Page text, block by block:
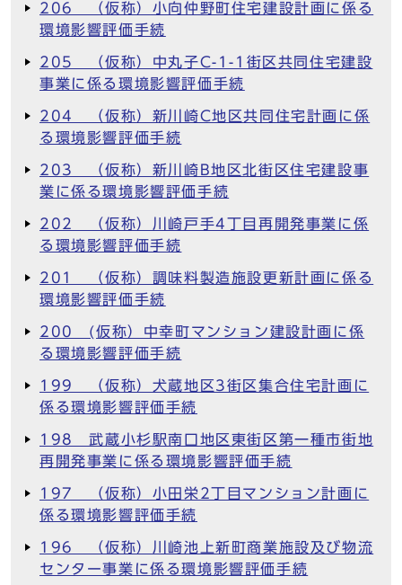
206 （仮称）小向仲野町住宅建設計画に係る
環境影響評価手続
205 （仮称）中丸子C-1-1街区共同住宅建設
事業に係る環境影響評価手続
204 （仮称）新川崎C地区共同住宅計画に係
る環境影響評価手続
203 （仮称）新川崎B地区北街区住宅建設事
業に係る環境影響評価手続
202 （仮称）川崎戸手4丁目再開発事業に係
る環境影響評価手続
201 （仮称）調味料製造施設更新計画に係る
環境影響評価手続
200 (仮称）中幸町マンション建設計画に係
る環境影響評価手続
199 （仮称）犬蔵地区3街区集合住宅計画に
係る環境影響評価手続
198 武蔵小杉駅南口地区東街区第一種市街地
再開発事業に係る環境影響評価手続
197 （仮称）小田栄2丁目マンション計画に
係る環境影響評価手続
196 （仮称）川崎池上新町商業施設及び物流
センター事業に係る環境影響評価手続